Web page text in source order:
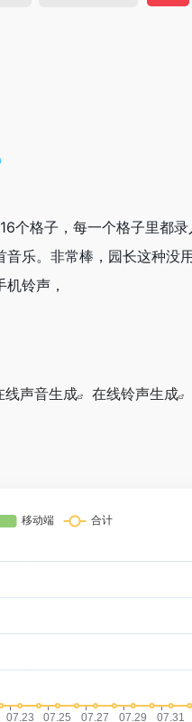
个格子，每一个格子里都
乐。非常棒，园长这种没
铃声，
线声音生成 在线铃声生成